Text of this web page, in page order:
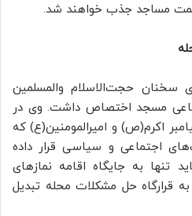
سمت مساجد جذب خواهند شد.
حجت‌الاسلام والمسلمین
مسجد اختصاص داشت. وی در
اکرم(ص) و امیرالمومنین(ع) که
اجتماعی و سیاسی قرار داده
تنها به جایگاه اقامه نمازهای
قرارگاه حل مشکلات محله تبدیل